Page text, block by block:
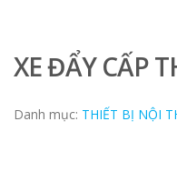
XE ĐẨY CẤP
Danh mục: THIẾT BỊ NỘI